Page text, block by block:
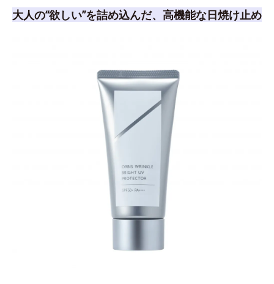
大人の“欲しい”を詰め込んだ、高機能な日焼け止め